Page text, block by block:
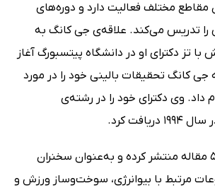
مقاطع مختلف فعالیت دارد و دوره‌های
را تدریس می‌کند. علاقه‌ی جی کانگ به
تز دکترای او در دانشگاه پیتسبورگ آغاز
کانگ تحقیقات بالینی خود را در مورد
داد. وی دکترای خود را در رشته‌ی
کرد.
جی کانگ بیش از 50 مقاله منتشر کرده و به‌عنوان سخنران
مرتبط با بیوانرژی، سوخت‌وساز ورزش و